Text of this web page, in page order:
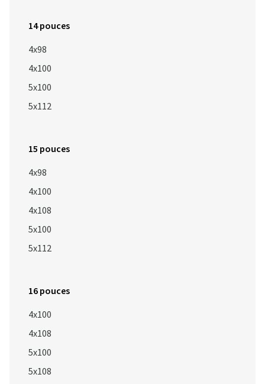
14 pouces
4x98
4x100
5x100
5x112
15 pouces
4x98
4x100
4x108
5x100
5x112
16 pouces
4x100
4x108
5x100
5x108